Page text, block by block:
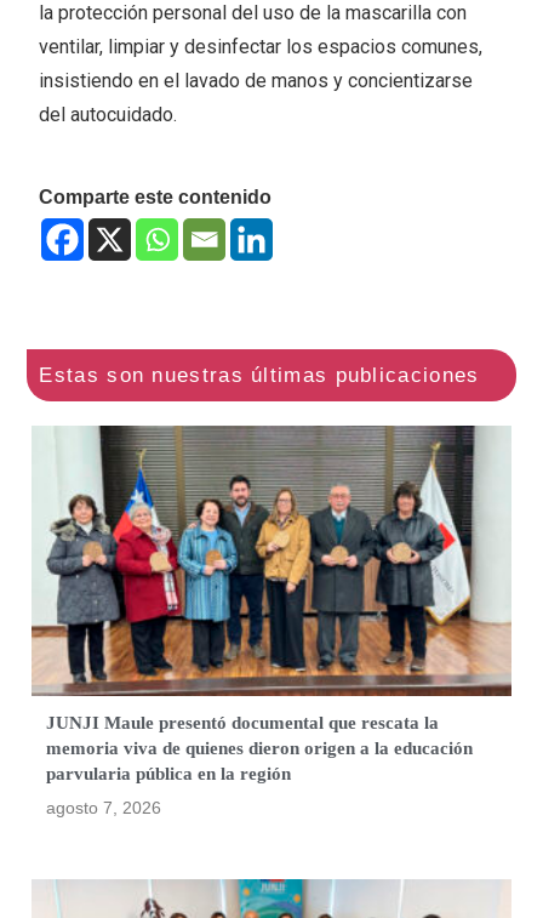
la protección personal del uso de la mascarilla con
ventilar, limpiar y desinfectar los espacios comunes,
insistiendo en el lavado de manos y concientizarse
del autocuidado.
Comparte este contenido
JUNJI Maule presentó documental que rescata la
memoria viva de quienes dieron origen a la educación
parvularia pública en la región
agosto 7, 2026